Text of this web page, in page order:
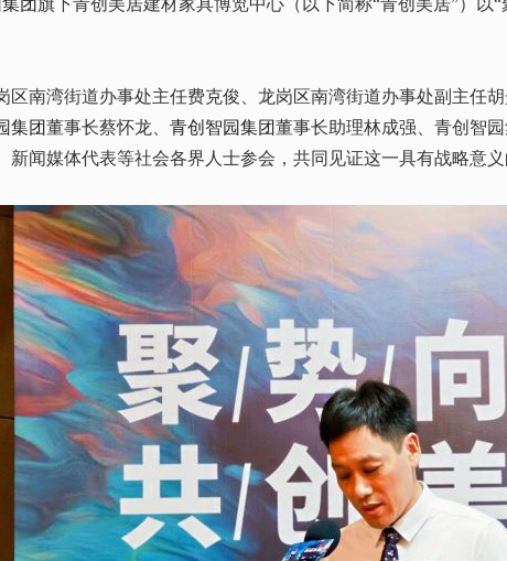
团旗下青创美居建材家具博览中心（以下简称“青创美居”）
湾街道办事处主任费克俊、龙岗区南湾街道办事处副主任
集团董事长蔡怀龙、 青创智园集团董事长助理林成强、青创智
闻媒体代表等社会各界人士参会，共同见证这一具有战略意义